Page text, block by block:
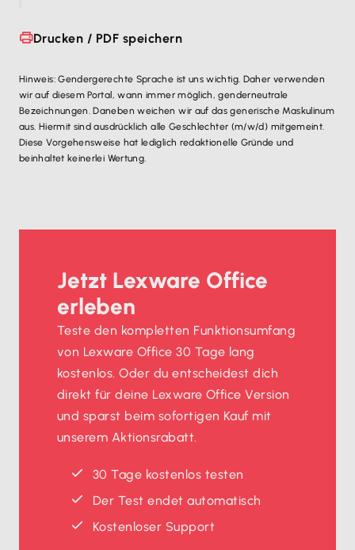
Drucken / PDF speichern
Hinweis: Gendergerechte Sprache ist uns wichtig. Daher verwenden
wir auf diesem Portal, wann immer möglich, genderneutrale
Bezeichnungen. Daneben weichen wir auf das generische Maskulinum
aus. Hiermit sind ausdrücklich alle Geschlechter (m/w/d) mitgemeint.
Diese Vorgehensweise hat lediglich redaktionelle Gründe und
beinhaltet keinerlei Wertung.
Jetzt Lexware Office
erleben
Teste den kompletten Funktionsumfang
von Lexware Office 30 Tage lang
kostenlos. Oder du entscheidest dich
direkt für deine Lexware Office Version
und sparst beim sofortigen Kauf mit
unserem Aktionsrabatt.
30 Tage kostenlos testen
Der Test endet automatisch
Kostenloser Support